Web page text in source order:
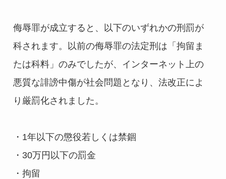
侮辱罪が成立すると、以下のいずれかの刑罰が
科されます。以前の侮辱罪の法定刑は「拘留ま
たは科料」のみでしたが、インターネット上の
悪質な誹謗中傷が社会問題となり、法改正によ
り厳罰化されました。
・1年以下の懲役若しくは禁錮
・30万円以下の罰金
・拘留